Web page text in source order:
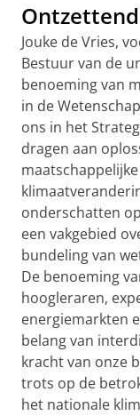
Jouke de Vries,
Bestuur van de
benoeming van
in de
ons in het
dragen aan
onderschatten
een vakgebied
bundeling van
De benoeming
hoogleraren,
energiemarkten
belang van
kracht van onze
trots op de
het nationale